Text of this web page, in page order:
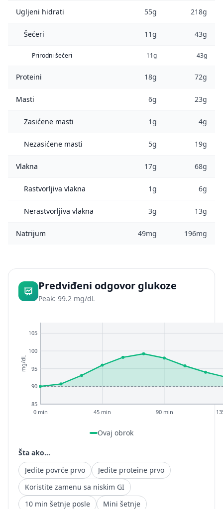
Ugljeni hidrati 55g 218g
Šećeri 11g 43g
Prirodni šećeri 11g 43g
Proteini 18g 72g
Masti 6g 23g
Zasićene masti 1g 4g
Nezasićene masti 5g 19g
Vlakna 17g 68g
Rastvorljiva vlakna 1g 6g
Nerastvorljiva vlakna 3g 13g
Natrijum 49mg 196mg
Predviđeni odgovor glukoze
Peak: 99.2 mg/dL
85
90
95
100
105
0 min 45 min 90 min
mg/dL
Ovaj obrok
Šta ako...
Jedite povrće prvo
Jedite proteine prvo
Koristite zamenu sa niskim GI
10 min šetnje posle
Mini šetnje